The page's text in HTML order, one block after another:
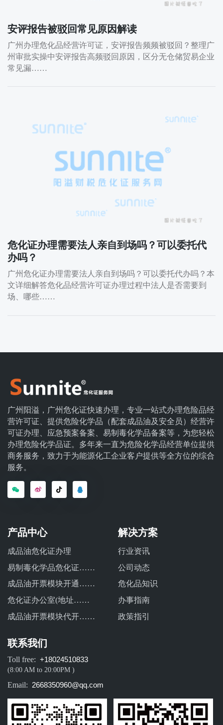
安评报告被驳回常见原因解读
广州办理危化品经营许可证，安评报告频频被驳回？整理广
州审批实操中安评报告高频驳回原因，区分无仓储贸易企业
常见漏……
危化证办理需要法人亲自到场吗？可以委托代
办吗？
广州危化证办理需要法人亲自到场吗？可以委托代办吗？本
文详细解答危化品经营许可证办理过程中法人是否需要到
场、哪些……
广州阳溢，广州危化证快速办理，专业一站式办理危险品经
营许可证、提供危险化学品（配套成品油及安全员）经营许
可证办理、应急预案备案、易制毒化学品备案等，为您轻松
办理危险化学品证。多年来一直为危险化学品经营单位提供
商务服务，致力于为能源化工企业客户提供等全方位的综合
服务。
产品中心
成品油危化证办理
易制毒化学品危化证……
成品油开票模块开通……
危化证办公室(地址……
成品油开票模块代开……
解决方案
行业资讯
公司动态
危化品知识
办事指南
政策指引
联系我们
Toll free: +18024510833
(8:00 AM to 20:00PM )
Email: 2668350960@qq.com